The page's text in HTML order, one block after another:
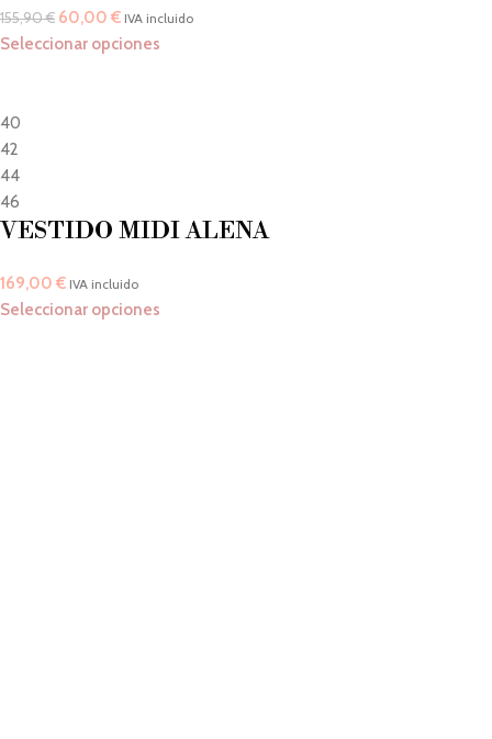
155,90€ 60,00 € IVA incluido
Seleccionar opciones
40
42
44
46
VESTIDO MIDI ALENA
169,00 € IVA incluido
Seleccionar opciones